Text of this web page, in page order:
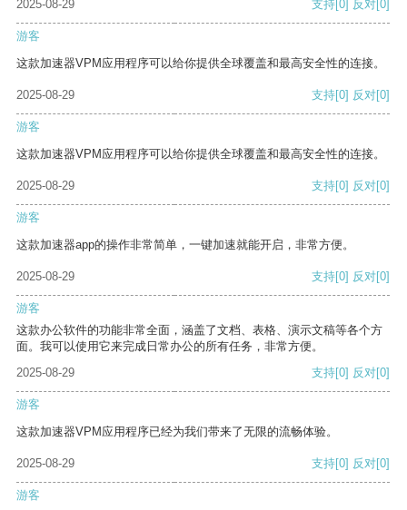
2025-08-29 支持[0] 反对[0]
游客
这款加速器VPM应用程序可以给你提供全球覆盖和最高安全性的连接。
2025-08-29 支持[0] 反对[0]
游客
这款加速器VPM应用程序可以给你提供全球覆盖和最高安全性的连接。
2025-08-29 支持[0] 反对[0]
游客
这款加速器app的操作非常简单，一键加速就能开启，非常方便。
2025-08-29 支持[0] 反对[0]
游客
这款办公软件的功能非常全面，涵盖了文档、表格、演示文稿等各个方
面。我可以使用它来完成日常办公的所有任务，非常方便。
2025-08-29
支持[0] 反对[0]
游客
这款加速器VPM应用程序已经为我们带来了无限的流畅体验。
2025-08-29 支持[0] 反对[0]
游客